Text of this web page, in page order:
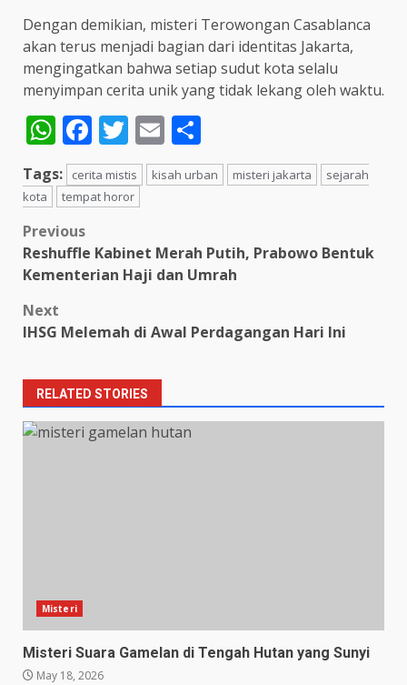
Dengan demikian, misteri Terowongan Casablanca
akan terus menjadi bagian dari identitas Jakarta,
mengingatkan bahwa setiap sudut kota selalu
menyimpan cerita unik yang tidak lekang oleh waktu.
WhatsApp
Facebook
Twitter
Email
Tags: cerita mistis kisah urban misteri jakarta
sejarah
kota
tempat horor
Post
navigation
Previous
Reshuffle Kabinet Merah Putih, Prabowo Bentuk
Kementerian Haji dan Umrah
Next
IHSG Melemah di Awal Perdagangan Hari Ini
RELATED STORIES
Misteri
Misteri Suara Gamelan di Tengah Hutan yang Sunyi
May 18, 2026